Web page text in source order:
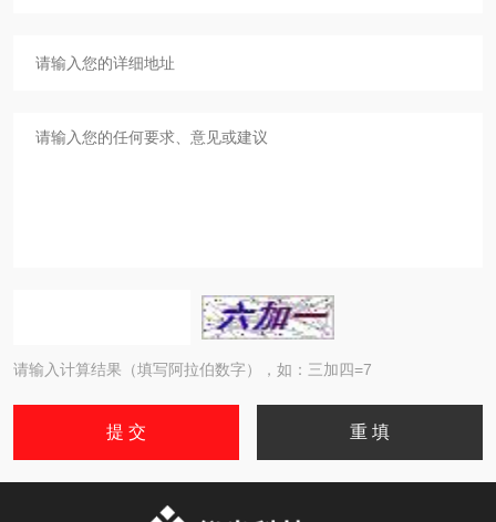
请输入计算结果（填写阿拉伯数字），如：三加四=7